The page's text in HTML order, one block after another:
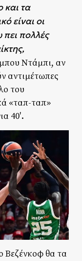
και τα
είναι οι
πολλές
Ντάμπι, αν
αντιμέτωπες
του
«ταπ-ταπ»
40′.
Βεζένκοφ θα τα